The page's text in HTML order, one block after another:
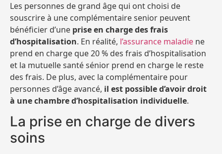
Les personnes de grand âge qui ont choisi de
souscrire à une complémentaire senior peuvent
bénéficier d’une prise en charge des frais
d’hospitalisation. En réalité, l’assurance maladie ne
prend en charge que 20 % des frais d’hospitalisation
et la mutuelle santé sénior prend en charge le reste
des frais. De plus, avec la complémentaire pour
personnes d’âge avancé, il est possible d’avoir droit
à une chambre d’hospitalisation individuelle.
La prise en charge de divers
soins